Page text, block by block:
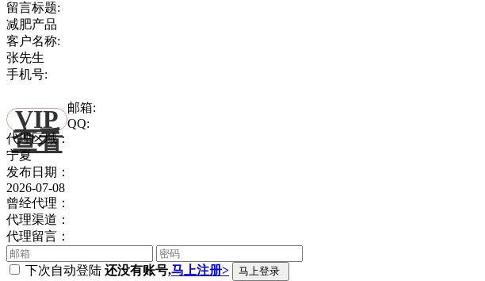
留言标题:
减肥产品
客户名称:
张先生
手机号:
VIP
查看
邮箱:
QQ:
代理区域：
宁夏
发布日期：
2026-07-08
曾经代理：
代理渠道：
代理留言：
下次自动登陆 还没有账号,马上注册>